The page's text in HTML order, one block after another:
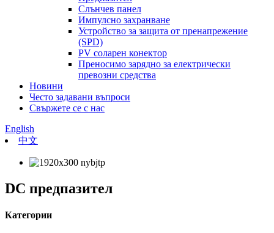
Слънчев панел
Импулсно захранване
Устройство за защита от пренапрежение
(SPD)
PV соларен конектор
Преносимо зарядно за електрически
превозни средства
Новини
Често задавани въпроси
Свържете се с нас
English
中文
DC предпазител
Категории